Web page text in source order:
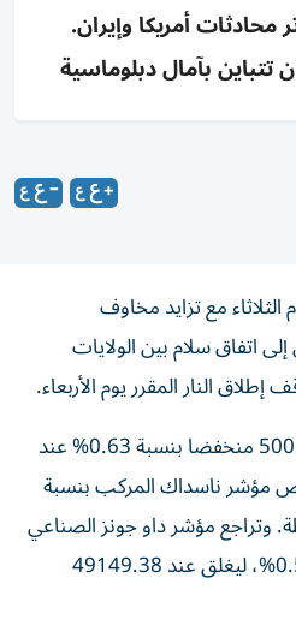
محادثات أمريكا وإيران.
تتباين بآمال دبلوماسية
مع تزايد مخاوف
اتفاق سلام بين الولايات
النار المقرر يوم الأربعاء.
أغلق مؤشر ستاندرد آند بورز 500 منخفضا بنسبة 0.63% عند
انخفض مؤشر ناسداك المركب بنسبة
عند 24259.96 نقطة. وتراجع مؤشر داو جونز الصناعي
بمقدار 293.18 نقطة، أو 0.59%، ليغلق عند 49149.38